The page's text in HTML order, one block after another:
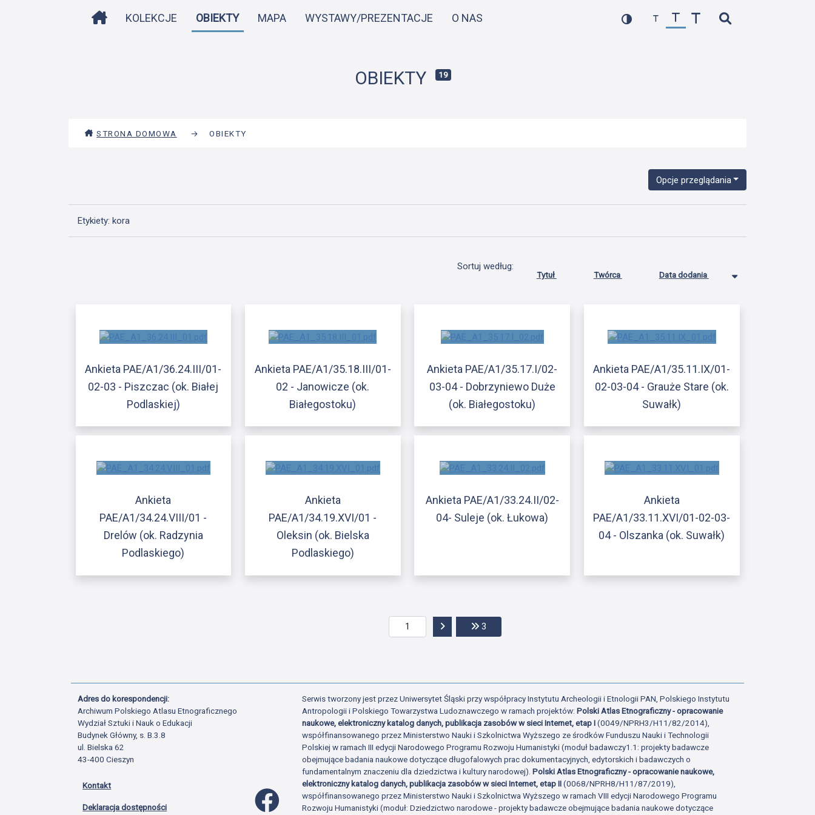
do
STRONA DOMOWA
KOLEKCJE OBIEKTY MAPA WYSTAWY/PREZENTACJE O NAS
OBIEKTY 19
STRONA DOMOWA → OBIEKTY
Opcje przeglądania
Etykiety: kora
Sortuj według:
Tytuł Twórca Data dodania
Ankieta PAE/A1/36.24.III/01-
02-03 - Piszczac (ok. Białej
Podlaskiej)
Ankieta PAE/A1/35.18.III/01-
02 - Janowicze (ok.
Białegostoku)
Ankieta PAE/A1/35.17.I/02-
03-04 - Dobrzyniewo Duże
(ok. Białegostoku)
Ankieta PAE/A1/35.11.IX/01-
02-03-04 - Grauże Stare (ok.
Suwałk)
Ankieta
PAE/A1/34.24.VIII/01 -
Drelów (ok. Radzynia
Podlaskiego)
Ankieta
PAE/A1/34.19.XVI/01 -
Oleksin (ok. Bielska
Podlaskiego)
Ankieta PAE/A1/33.24.II/02-
04- Suleje (ok. Łukowa)
Ankieta
PAE/A1/33.11.XVI/01-02-03-
04 - Olszanka (ok. Suwałk)
Przejdź do następnej strony
3
Adres do korespondencji:
Archiwum Polskiego Atlasu Etnograficznego
Wydział Sztuki i Nauk o Edukacji
Budynek Główny, s. B.3.8
ul. Bielska 62
43-400 Cieszyn
Kontakt
Deklaracja dostępności
Profil Facebook
Serwis tworzony jest przez Uniwersytet Śląski przy współpracy Instytutu Archeologii i Etnologii PAN, Polskiego Instytutu
Antropologii i Polskiego Towarzystwa Ludoznawczego w ramach projektów:Polski Atlas Etnograficzny - opracowanie
naukowe, elektroniczny katalog danych, publikacja zasobów w sieci Internet, etap I(0049/NPRH3/H11/82/2014),
współfinansowanego przez Ministerstwo Nauki i Szkolnictwa Wyższego ze środków Funduszu Nauki i Technologii
Polskiej w ramach III edycji Narodowego Programu Rozwoju Humanistyki (moduł badawczy1.1: projekty badawcze
obejmujące badania naukowe dotyczące długofalowych prac dokumentacyjnych, edytorskich i badawczych o
fundamentalnym znaczeniu dla dziedzictwa i kultury narodowej).Polski Atlas Etnograficzny - opracowanie naukowe,
elektroniczny katalog danych, publikacja zasobów w sieci Internet, etap II(0068/NPRH8/H11/87/2019),
współfinansowanego przez Ministerstwo Nauki i Szkolnictwa Wyższego w ramach VIII edycji Narodowego Programu
Rozwoju Humanistyki (moduł: Dziedzictwo narodowe - projekty badawcze obejmujące badania naukowe dotyczące